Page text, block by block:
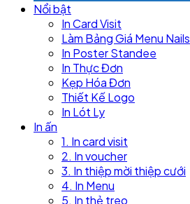
Nổi bật
In Card Visit
Làm Bảng Giá Menu Nails
In Poster Standee
In Thực Đơn
Kẹp Hóa Đơn
Thiết Kế Logo
In Lót Ly
In ấn
1. In card visit
2. In voucher
3. In thiệp mời thiệp cưới
4. In Menu
5. In thẻ treo